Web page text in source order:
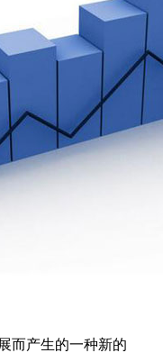
产生的一种新的